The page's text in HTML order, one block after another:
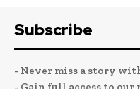
Subscribe
- Never miss a story